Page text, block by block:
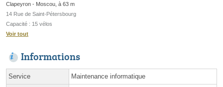
Clapeyron - Moscou, à 63 m
14 Rue de Saint-Pétersbourg
Capacité : 15 vélos
Voir tout
Informations
Service Maintenance informatique